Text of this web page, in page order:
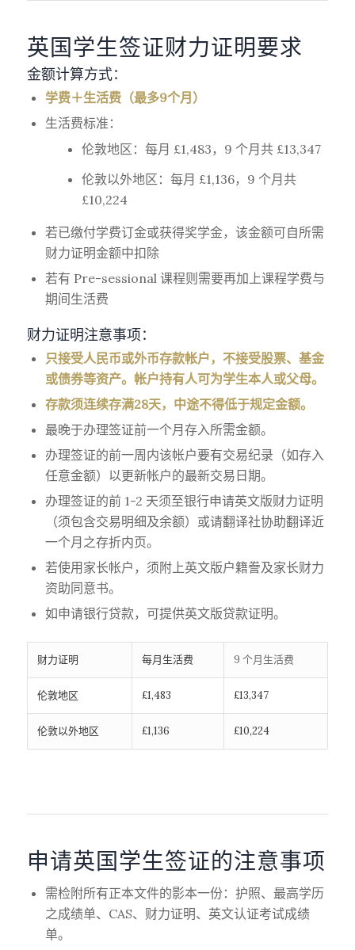
英国学生签证财力证明要求
金额计算方式：
学费＋生活费（最多9个月）
生活费标准：
伦敦地区：每月 £1,483，9 个月共 £13,347
伦敦以外地区：每月 £1,136，9 个月共
£10,224
若已缴付学费订金或获得奖学金，该金额可自所需
财力证明金额中扣除
若有 Pre-sessional 课程则需要再加上课程学费与
期间生活费
财力证明注意事项：
只接受人民币或外币存款帐户，不接受股票、基金
或债券等资产。帐户持有人可为学生本人或父母。
存款须连续存满28天，中途不得低于规定金额。
最晚于办理签证前一个月存入所需金额。
办理签证的前一周内该帐户要有交易纪录（如存入
任意金额）以更新帐户的最新交易日期。
办理签证的前 1-2 天须至银行申请英文版财力证明
（须包含交易明细及余额）或请翻译社协助翻译近
一个月之存折内页。
若使用家长帐户，须附上英文版户籍誊及家长财力
资助同意书。
如申请银行贷款，可提供英文版贷款证明。
财力证明 每月生活费 9 个月生活费
伦敦地区 £1,483 £13,347
伦敦以外地区 £1,136 £10,224
申请英国学生签证的注意事项
需检附所有正本文件的影本一份：护照、最高学历
之成绩单、CAS、财力证明、英文认证考试成绩
单。